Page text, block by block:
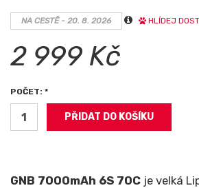
NA CESTĚ - 20. 8. 2026 HLÍDEJ
2 999 Kč
POČET: *
GNB 7000mAh 6S 70C je velká